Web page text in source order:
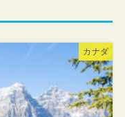
カナダ